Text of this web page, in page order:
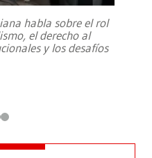
habla sobre el rol
el derecho al
y los desafíos